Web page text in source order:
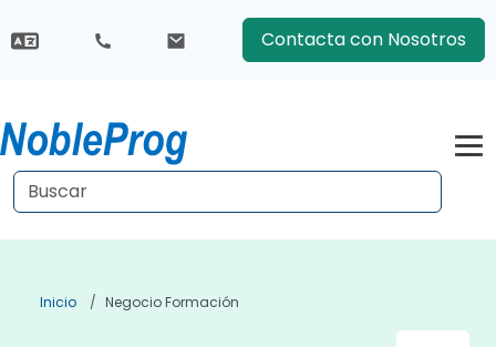
Contacta con Nosotros
Inicio Negocio Formación